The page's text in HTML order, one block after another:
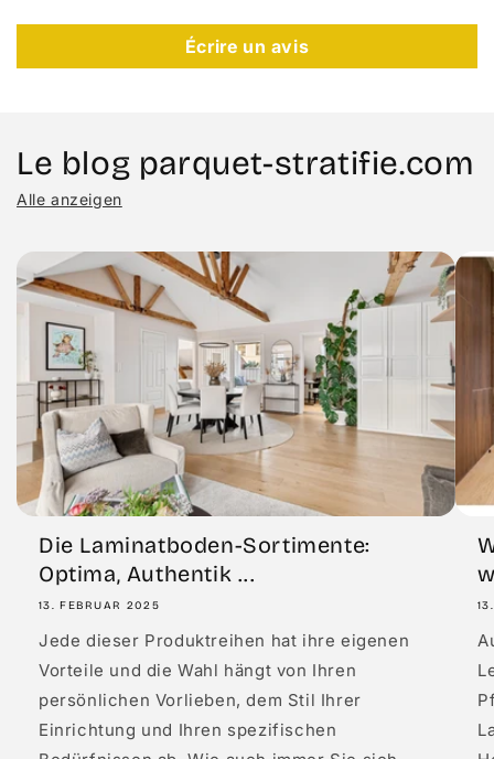
Écrire un avis
Le blog parquet-stratifie.com
Alle anzeigen
Die Laminatboden-Sortimente:
Optima, Authentik ...
13. FEBRUAR 2025
Jede dieser Produktreihen hat ihre eigenen
Vorteile und die Wahl hängt von Ihren
persönlichen Vorlieben, dem Stil Ihrer
Einrichtung und Ihren spezifischen